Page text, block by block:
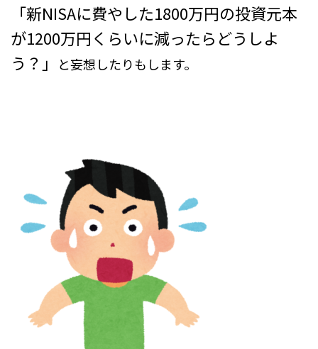
「新NISAに費やした1800万円の投資元本
が1200万円くらいに減ったらどうしよ
う？」
と妄想したりもします。